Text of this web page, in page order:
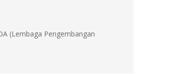
(Lembaga Pengembangan